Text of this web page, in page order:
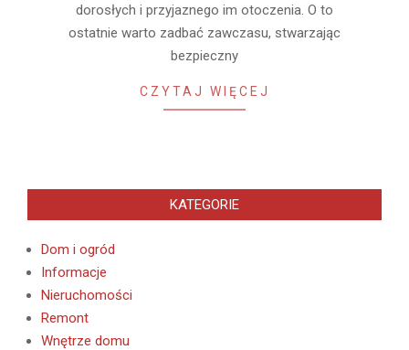
dorosłych i przyjaznego im otoczenia. O to
ostatnie warto zadbać zawczasu, stwarzając
bezpieczny
CZYTAJ WIĘCEJ
KATEGORIE
Dom i ogród
Informacje
Nieruchomości
Remont
Wnętrze domu